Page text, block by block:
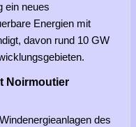
ein neues
Energien mit
davon rund 10 GW
Noirmoutier
des